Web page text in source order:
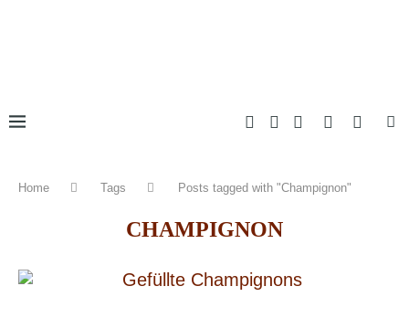
Home Tags Posts tagged with "Champignon"
CHAMPIGNON